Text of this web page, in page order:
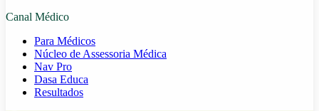
Canal Médico
Para Médicos
Núcleo de Assessoria Médica
Nav Pro
Dasa Educa
Resultados